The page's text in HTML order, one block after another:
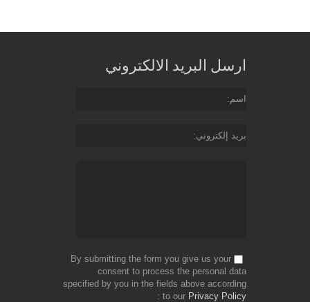
ارسل البريد الالكتروني
اسم
بريد إلكتروني
By submitting the form you give us your
consent to process the personal data
specified by you in the fields above according
to our Privacy Policy